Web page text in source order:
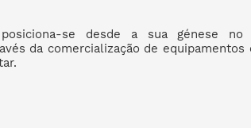
se desde a sua génese no
da comercialização de equipamentos